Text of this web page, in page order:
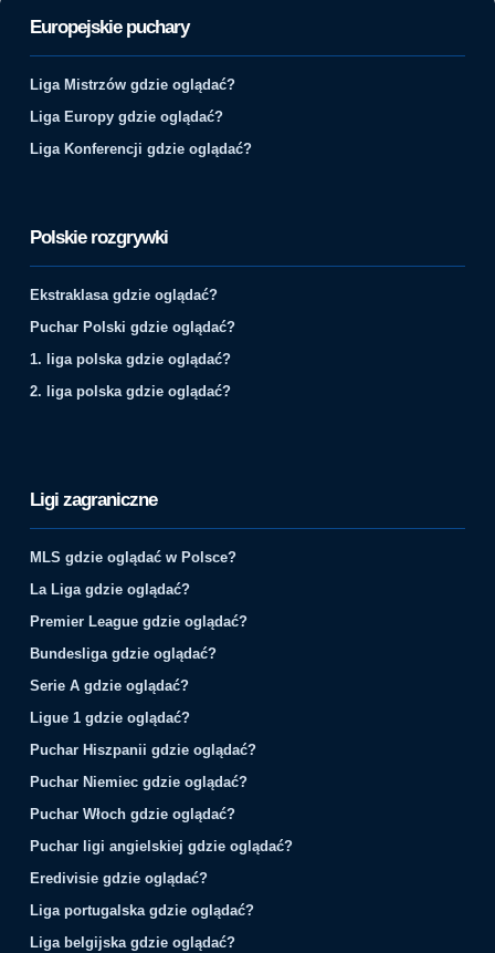
Europejskie puchary
Liga Mistrzów gdzie oglądać?
Liga Europy gdzie oglądać?
Liga Konferencji gdzie oglądać?
Polskie rozgrywki
Ekstraklasa gdzie oglądać?
Puchar Polski gdzie oglądać?
1. liga polska gdzie oglądać?
2. liga polska gdzie oglądać?
Ligi zagraniczne
MLS gdzie oglądać w Polsce?
La Liga gdzie oglądać?
Premier League gdzie oglądać?
Bundesliga gdzie oglądać?
Serie A gdzie oglądać?
Ligue 1 gdzie oglądać?
Puchar Hiszpanii gdzie oglądać?
Puchar Niemiec gdzie oglądać?
Puchar Włoch gdzie oglądać?
Puchar ligi angielskiej gdzie oglądać?
Eredivisie gdzie oglądać?
Liga portugalska gdzie oglądać?
Liga belgijska gdzie oglądać?